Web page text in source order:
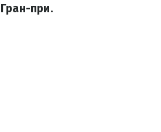
Гран-при.